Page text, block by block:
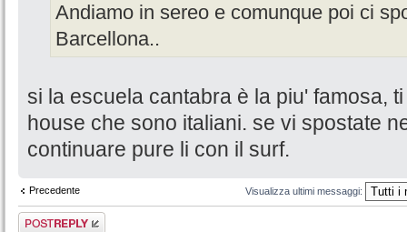
Andiamo in sereo e comunque poi ci
Barcellona..
si la escuela cantabra è la piu' famosa,
house che sono italiani. se vi spostate
continuare pure li con il surf.
Precedente Visualizza ultimi messaggi:
Rispondi al
messaggio